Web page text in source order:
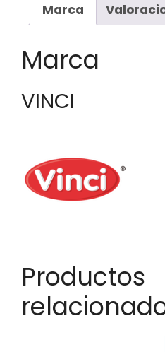
Marca
Marca
VINCI
Productos